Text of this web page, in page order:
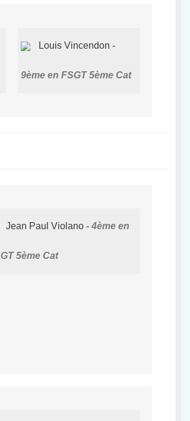
Louis Vincendon
9ème en FSGT 5ème Cat
Jean Paul Violano 4ème en
5ème Cat